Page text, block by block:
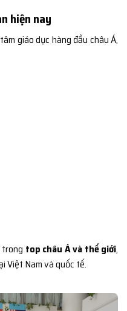
hiện nay
giáo dục hàng đầu châu Á,
top châu Á và thế giới,
Việt Nam và quốc tế.